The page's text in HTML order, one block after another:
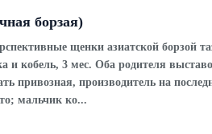
борзая)
щенки азиатской борзой
и кобель, 3 мес. Оба родителя
привозная, производитель на
мальчик ко...